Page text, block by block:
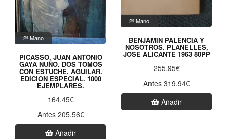
2ª Mano
PICASSO. JUAN ANTONIO
GAYA NUÑO. DOS TOMOS
CON ESTUCHE. AGUILAR.
EDICION ESPECIAL. 1000
EJEMPLARES.
164,45€
Antes 205,56€
Añadir
2ª Mano
BENJAMIN PALENCIA Y
NOSOTROS. PLANELLES,
JOSE ALICANTE 1963 80PP
255,95€
Antes 319,94€
Añadir